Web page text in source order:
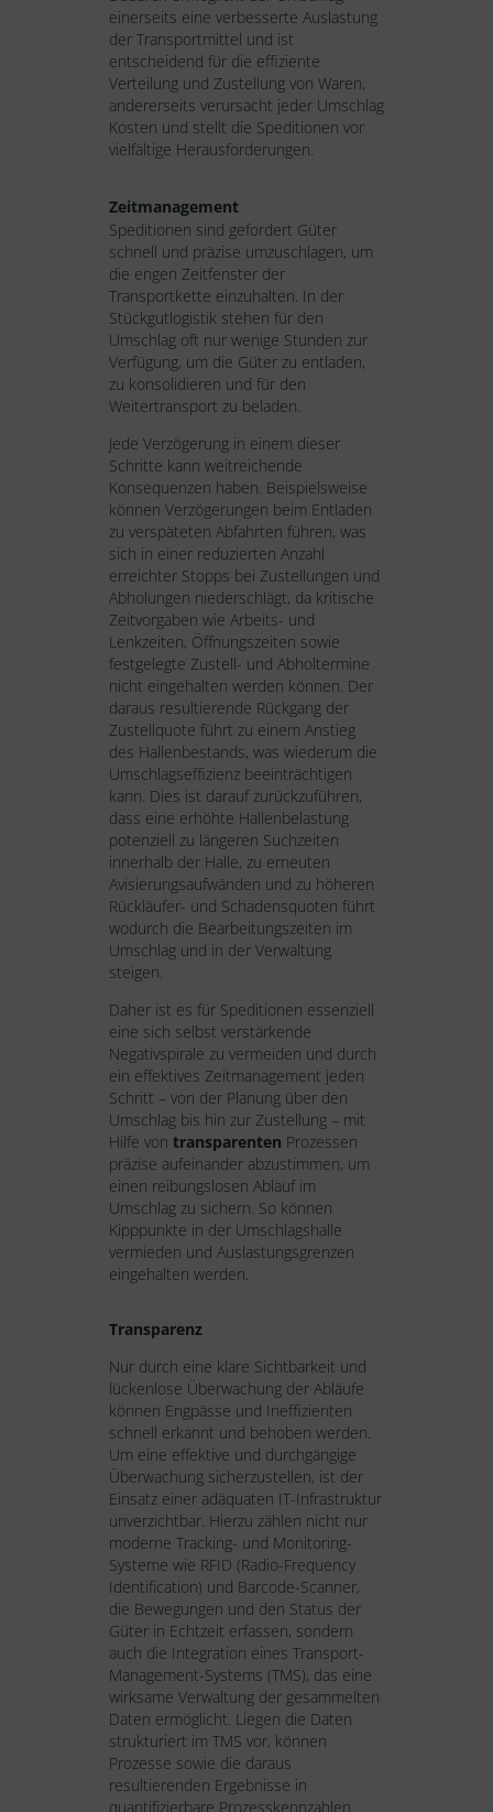
einerseits eine verbesserte Auslastung
der Transportmittel und ist
entscheidend für die effiziente
Verteilung und Zustellung von Waren,
andererseits verursacht jeder Umschlag
Kosten und stellt die Speditionen vor
vielfältige Herausforderungen.
Zeitmanagement
Speditionen sind gefordert Güter
schnell und präzise umzuschlagen, um
die engen Zeitfenster der
Transportkette einzuhalten. In der
Stückgutlogistik stehen für den
Umschlag oft nur wenige Stunden zur
Verfügung, um die Güter zu entladen,
zu konsolidieren und für den
Weitertransport zu beladen.
Jede Verzögerung in einem dieser
Schritte kann weitreichende
Konsequenzen haben. Beispielsweise
können Verzögerungen beim Entladen
zu verspäteten Abfahrten führen, was
sich in einer reduzierten Anzahl
erreichter Stopps bei Zustellungen und
Abholungen niederschlägt, da kritische
Zeitvorgaben wie Arbeits- und
Lenkzeiten, Öffnungszeiten sowie
festgelegte Zustell- und Abholtermine
nicht eingehalten werden können. Der
daraus resultierende Rückgang der
Zustellquote führt zu einem Anstieg
des Hallenbestands, was wiederum die
Umschlagseffizienz beeinträchtigen
kann. Dies ist darauf zurückzuführen,
dass eine erhöhte Hallenbelastung
potenziell zu längeren Suchzeiten
innerhalb der Halle, zu erneuten
Avisierungsaufwänden und zu höheren
Rückläufer- und Schadensquoten führt
wodurch die Bearbeitungszeiten im
Umschlag und in der Verwaltung
steigen.
Daher ist es für Speditionen essenziell
eine sich selbst verstärkende
Negativspirale zu vermeiden und durch
ein effektives Zeitmanagement jeden
Schritt – von der Planung über den
Umschlag bis hin zur Zustellung – mit
Hilfe von transparenten Prozessen
präzise aufeinander abzustimmen, um
einen reibungslosen Ablauf im
Umschlag zu sichern. So können
Kipppunkte in der Umschlagshalle
vermieden und Auslastungsgrenzen
eingehalten werden.
Transparenz
Nur durch eine klare Sichtbarkeit und
lückenlose Überwachung der Abläufe
können Engpässe und Ineffizienten
schnell erkannt und behoben werden.
Um eine effektive und durchgängige
Überwachung sicherzustellen, ist der
Einsatz einer adäquaten IT-Infrastruktur
unverzichtbar. Hierzu zählen nicht nur
moderne Tracking- und Monitoring-
Systeme wie RFID (Radio-Frequency
Identification) und Barcode-Scanner,
die Bewegungen und den Status der
Güter in Echtzeit erfassen, sondern
auch die Integration eines Transport-
Management-Systems (TMS), das eine
wirksame Verwaltung der gesammelten
Daten ermöglicht. Liegen die Daten
strukturiert im TMS vor, können
Prozesse sowie die daraus
resultierenden Ergebnisse in
quantifizierbare Prozesskennzahlen